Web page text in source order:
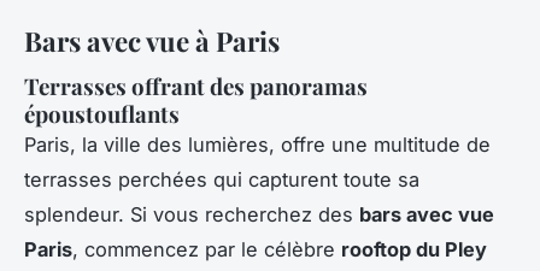
Bars avec vue à Paris
Terrasses offrant des panoramas
époustouflants
Paris, la ville des lumières, offre une multitude de
terrasses perchées qui capturent toute sa
splendeur. Si vous recherchez des bars avec vue
Paris, commencez par le célèbre rooftop du Pley